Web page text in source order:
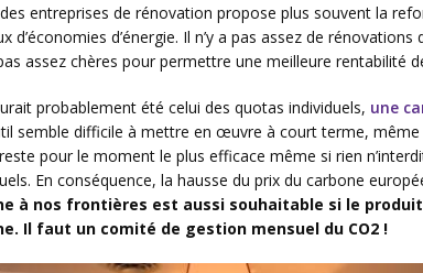
entreprises de rénovation propose plus souvent la
d’économies d’énergie. Il n’y a pas assez de
assez chères pour permettre une meilleure rentabilité
probablement été celui des quotas individuels, une
semble difficile à mettre en œuvre à court terme, même
pour le moment le plus efficace même si rien
En conséquence, la hausse du prix du carbone
à nos frontières est aussi souhaitable si le
Il faut un comité de gestion mensuel du CO2 !